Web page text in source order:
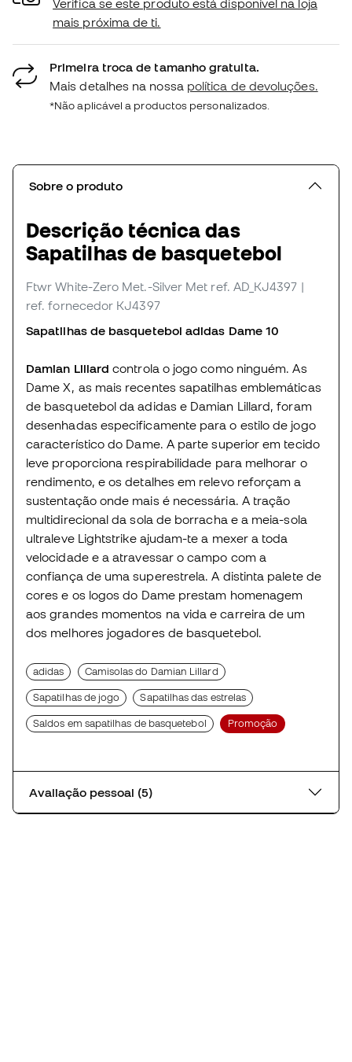
mais próxima de ti.
Primeira troca de tamanho gratuita.
Mais detalhes na nossa política de devoluções.
*Não aplicável a productos personalizados.
Sobre o produto
Descrição técnica das
Sapatilhas de basquetebol
Ftwr White-Zero Met.-Silver Met ref. AD_KJ4397 |
ref. fornecedor KJ4397
Sapatilhas de basquetebol adidas Dame 10
Damian Lillard controla o jogo como ninguém. As
Dame X, as mais recentes sapatilhas emblemáticas
de basquetebol da adidas e Damian Lillard, foram
desenhadas especificamente para o estilo de jogo
característico do Dame. A parte superior em tecido
leve proporciona respirabilidade para melhorar o
rendimento, e os detalhes em relevo reforçam a
sustentação onde mais é necessária. A tração
multidirecional da sola de borracha e a meia-sola
ultraleve Lightstrike ajudam-te a mexer a toda
velocidade e a atravessar o campo com a
confiança de uma superestrela. A distinta palete de
cores e os logos do Dame prestam homenagem
aos grandes momentos na vida e carreira de um
dos melhores jogadores de basquetebol.
adidas Camisolas do Damian Lillard
Sapatilhas de jogo Sapatilhas das estrelas
Saldos em sapatilhas de basquetebol Promoção
Avaliação pessoal (5)